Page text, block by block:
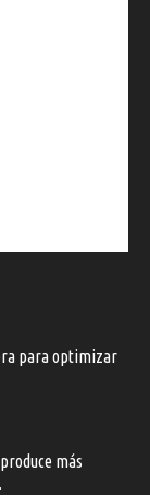
para optimizar
más